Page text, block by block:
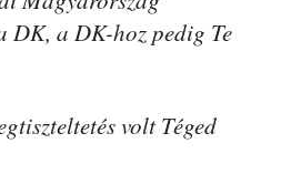
DK, a DK-hoz pedig Te
volt Téged